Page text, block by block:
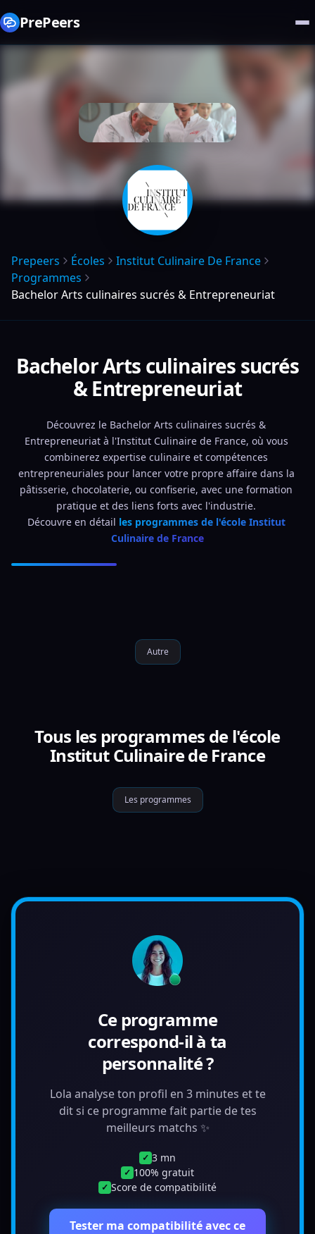
PrePeers
Prepeers Écoles
Institut Culinaire De France
Programmes
Bachelor Arts culinaires sucrés & Entrepreneuriat
Bachelor Arts culinaires sucrés
& Entrepreneuriat
Découvrez le Bachelor Arts culinaires sucrés &
Entrepreneuriat à l'Institut Culinaire de France, où vous
combinerez expertise culinaire et compétences
entrepreneuriales pour lancer votre propre affaire dans la
pâtisserie, chocolaterie, ou confiserie, avec une formation
pratique et des liens forts avec l'industrie.
Découvre en détail les programmes de l'école Institut
Culinaire de France
Autre
Tous les programmes de l'école
Institut Culinaire de France
Les programmes
Ce programme
correspond-il à ta
personnalité ?
Lola analyse ton profil en 3 minutes et te
dit si ce programme fait partie de tes
meilleurs matchs ✨
✓ 3 mn
✓ 100% gratuit
✓ Score de compatibilité
Tester ma compatibilité avec ce